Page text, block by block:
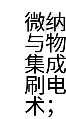
微
与
集
刷
术；